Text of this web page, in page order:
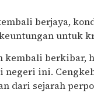
berjaya,
untuk
kembali berkibar,
ini.
dari sejarah